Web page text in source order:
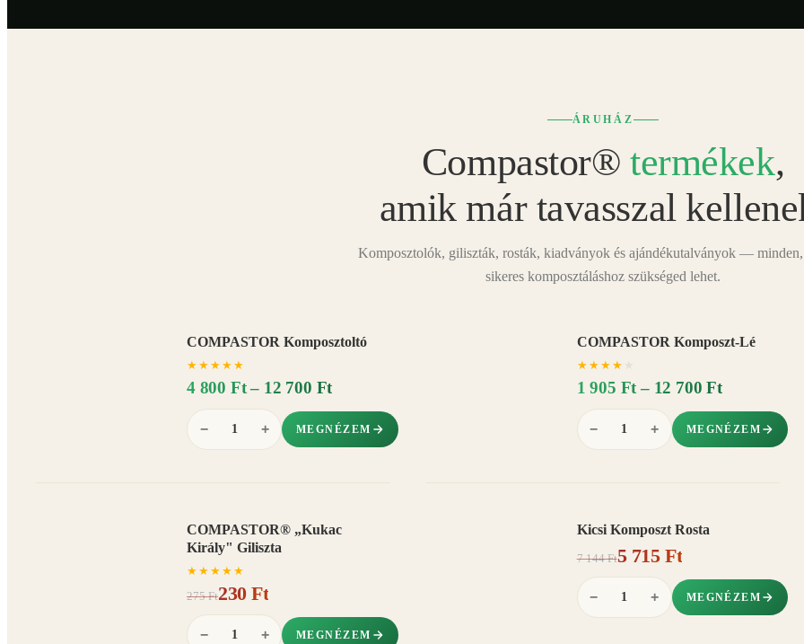
ÁRUHÁZ
Compastor®termékek,
amik már tavasszal
Komposztolók, giliszták, rosták, kiadványok és ajándékutalványok — minden,
sikeres komposztáláshoz szükséged lehet.
COMPASTOR Komposztoltó
★ ★ ★ ★ ★
4 800 Ft – 12 700 Ft
− + MEGNÉZEM
COMPASTOR Komposzt-Lé
★ ★ ★ ★
1 905 Ft – 12 700 Ft
− + MEGNÉZEM
COMPASTOR® „Kukac
Király" Giliszta
★ ★ ★ ★ ★
275 Ft230 Ft
− + MEGNÉZEM
Kicsi Komposzt Rosta
7 144 Ft5 715 Ft
− + MEGNÉZEM